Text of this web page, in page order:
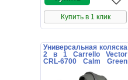
Купить в 1 клик
Универсальная коляска
2 в 1 Carrello Vector
CRL-6700 Calm Green
дождевиком